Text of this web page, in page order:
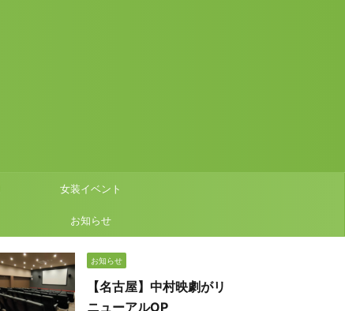
女装イベント
お知らせ
お知らせ
【名古屋】中村映劇がリ
ニューアルOP